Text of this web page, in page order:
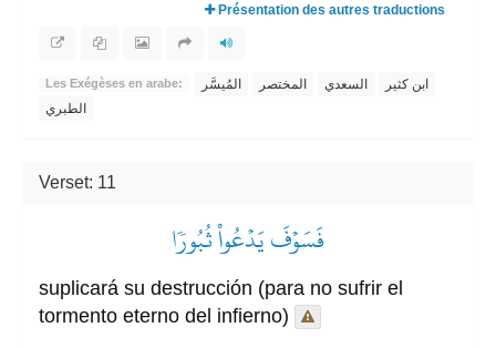
Présentation des autres traductions
Les Exégèses en arabe: المُيسَّر المختصر السعدي
ابن كثير
الطبري
Verset: 11
فَسَوۡفَ يَدۡعُواْ ثُبُورٗا
suplicará su destrucción (para no sufrir el
tormento eterno del infierno)